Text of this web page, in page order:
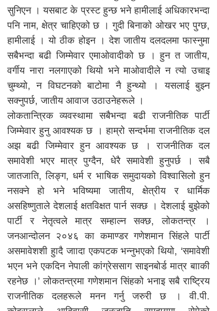
सुनिएन । यसबाट के प्रस्ट हुन्छ भने हामीलाई अधिकारभन्दा
पनि नाम, क्षेत्र चाहिएको छ । गुदी बिनाको ओखर भए पुग्छ,
हामीलाई । यो ठीक होइन । देश जातीय दलदलमा फास्नुमा
सबैभन्दा बढी जिम्मेवार एमाओवादीको छ । हुन त जातीय,
वर्गीय नारा नलगाएको थियो भने माओवादीले न त्यो उचाइ
चुम्थ्यो, न विघटनको बाटोमा नै हुन्थ्यो । यसलाई बुझ्न
सक्नुपर्छ, जातीय आवाज उठाउनेहरूले ।
लोकतान्त्रिक व्यवस्थामा सबैभन्दा बढी राजनीतिक पार्टी
जिम्मेवार हुनु आवश्यक छ । हाम्रो सन्दर्भमा राजनीतिक दल
अझ बढी जिम्मेवार हुन आवश्यक छ । राजनीतिक दल
समावेशी भएर मात्र पुग्दैन, धेरै समावेशी हुनुपर्छ । सबै
जातजाति, लिङ्ग, धर्म र भाषिक समुदायको विश्वासिलो हुन
नसक्ने हो भने भविष्यमा जातीय, क्षेत्रीय र धार्मिक
असहिष्णुताले देशलाई क्षतविक्षत पार्न सक्छ । देशलाई बुझेको
पार्टी र नेतृत्वले मात्र सम्हाल्न सक्छ, लोकतन्त्र ।
जनआन्दोलन २०४६ का कमाण्डर गणेशमान सिंहले पार्टी
असमावेशशी हुादै जाादा एकपटक भन्नुभएको थियो, ‘समावेशी
भएन भने एकदिन नेपाली कांग्रेससाग साइनबोर्ड मात्र बााकी
रहनेछ ।’ लोकतन्त्रमा गणेशमान सिंहको भनाइ सबै राष्ट्रिय
राजनीतिक दलहरूले मनन गर्नु जरुरी छ । वी.पी.